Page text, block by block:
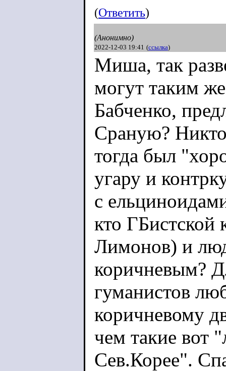
(Ответить)
(Анонимно)
2022-12-03 19:41 (ссылка)
Миша, так
могут таким
Бабченко,
Сраную? Никто
тогда был
угару и
с
кто ГБистской
Лимонов) и
коричневым?
гуманистов
коричневому
чем такие вот
Сев.Корее".